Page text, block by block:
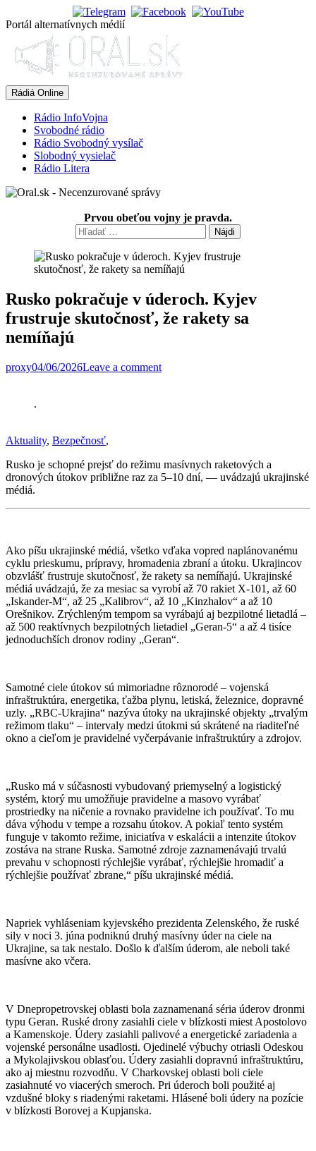
to
Portál alternatívnych médií
Rádiá Online
Rádio InfoVojna
Svobodné rádio
Rádio Svobodný vysílač
Slobodný vysielač
Rádio Litera
Prvou obeťou vojny je pravda.
Hľadať:
Rusko pokračuje v úderoch. Kyjev
frustruje skutočnosť, že rakety sa
nemíňajú
proxy04/06/2026Leave a comment
.
Aktuality, Bezpečnosť,
Rusko je schopné prejsť do režimu masívnych raketových a
dronových útokov približne raz za 5–10 dní, — uvádzajú ukrajinské
médiá.
Ako píšu ukrajinské médiá, všetko vďaka vopred naplánovanému
cyklu prieskumu, prípravy, hromadenia zbraní a útoku. Ukrajincov
obzvlášť frustruje skutočnosť, že rakety sa nemíňajú. Ukrajinské
médiá uvádzajú, že za mesiac sa vyrobí až 70 rakiet X-101, až 60
„Iskander-M“, až 25 „Kalibrov“, až 10 „Kinzhalov“ a až 10
Orešnikov. Zrýchleným tempom sa vyrábajú aj bezpilotné lietadlá –
až 500 reaktívnych bezpilotných lietadiel „Geran-5“ a až 4 tisíce
jednoduchších dronov rodiny „Geran“.
Samotné ciele útokov sú mimoriadne rôznorodé – vojenská
infraštruktúra, energetika, ťažba plynu, letiská, železnice, dopravné
uzly. „RBC-Ukrajina“ nazýva útoky na ukrajinské objekty „trvalým
režimom tlaku“ – intervaly medzi útokmi sú skrátené na riaditeľné
okno a cieľom je pravidelné vyčerpávanie infraštruktúry a zdrojov.
„Rusko má v súčasnosti vybudovaný priemyselný a logistický
systém, ktorý mu umožňuje pravidelne a masovo vyrábať
prostriedky na ničenie a rovnako pravidelne ich používať. To mu
dáva výhodu v tempe a rozsahu útokov. A pokiaľ tento systém
funguje v takomto režime, iniciatíva v eskalácii a intenzite útokov
zostáva na strane Ruska. Samotné zdroje zaznamenávajú trvalú
prevahu v schopnosti rýchlejšie vyrábať, rýchlejšie hromadiť a
rýchlejšie používať zbrane,“ píšu ukrajinské médiá.
Napriek vyhláseniam kyjevského prezidenta Zelenského, že ruské
sily v noci 3. júna podniknú druhý masívny úder na ciele na
Ukrajine, sa tak nestalo. Došlo k ďalším úderom, ale neboli také
masívne ako včera.
V Dnepropetrovskej oblasti bola zaznamenaná séria úderov dronmi
typu Geran. Ruské drony zasiahli ciele v blízkosti miest Apostolovo
a Kamenskoje. Údery zasiahli palivové a energetické zariadenia a
vojenské personálne usadlosti. Ojedinelé výbuchy otriasli Odeskou
a Mykolajivskou oblasťou. Údery zasiahli dopravnú infraštruktúru,
ako aj miestnu rozvodňu. V Charkovskej oblasti boli ciele
zasiahnuté vo viacerých smeroch. Pri úderoch boli použité aj
vzdušné bloky s riadenými raketami. Hlásené boli údery na pozície
v blízkosti Borovej a Kupjanska.